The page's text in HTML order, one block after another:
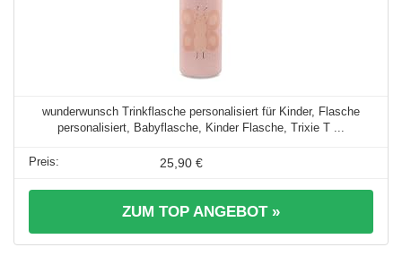
wunderwunsch Trinkflasche personalisiert für Kinder, Flasche
personalisiert, Babyflasche, Kinder Flasche, Trixie T ...
25,90 €
ZUM TOP ANGEBOT »